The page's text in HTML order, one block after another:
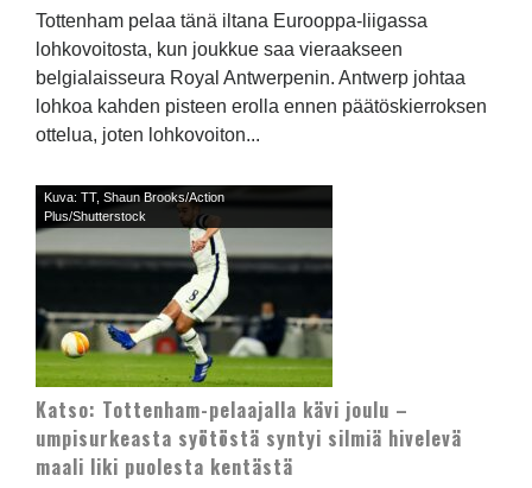
Tottenham pelaa tänä iltana Eurooppa-liigassa
lohkovoitosta, kun joukkue saa vieraakseen
belgialaisseura Royal Antwerpenin. Antwerp johtaa
lohkoa kahden pisteen erolla ennen päätöskierroksen
ottelua, joten lohkovoiton...
Kuva: TT, Shaun Brooks/Action
Plus/Shutterstock
Katso: Tottenham-pelaajalla kävi joulu –
umpisurkeasta syötöstä syntyi silmiä hivelevä
maali liki puolesta kentästä